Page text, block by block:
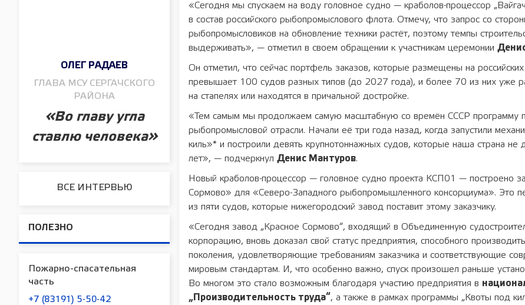
ОЛЕГ РАДАЕВ
ГЛАВА МСУ СЕРГАЧСКОГО
РАЙОНА
«Во главу угла
ставлю человека»
ВСЕ ИНТЕРВЬЮ
ПОЛЕЗНО
Пожарно-спасательная
часть
+7 (83191) 5-50-42
«Сегодня мы спускаем на воду головное судно — краболов-процессор
в состав российского рыбопромыслового флота. Отмечу, что запрос со
рыбопромысловиков на обновление техники растёт, поэтому темпы
выдерживать», — отметил в своем обращении к участникам церемонии
Он отметил, что сейчас портфель заказов, которые размещены на
превышает 100 судов разных типов (до 2027 года), и более 70 из них уже
на стапелях или находятся в причальной достройке.
«Тем самым мы продолжаем самую масштабную со времён СССР программу
рыбопромысловой отрасли. Начали её три года назад, когда запустили
киль»* и построили девять крупнотоннажных судов, которые наша страна не
лет», — подчеркнул Денис Мантуров.
Новый краболов-процессор — головное судно проекта КСП01 — построено
Сормово» для «Северо-Западного рыбопромышленного консорциума». Это
из пяти судов, которые нижегородский завод поставит этому заказчику.
«Сегодня завод „Красное Сормово“, входящий в Объединенную
корпорацию, вновь доказал свой статус предприятия, способного
поколения, удовлетворяющие требованиям заказчика и соответствующие
мировым стандартам. И, что особенно важно, спуск произошел раньше
Во многом это стало возможным благодаря участию предприятия в
„Производительность труда“, а также в рамках программы „Квоты под